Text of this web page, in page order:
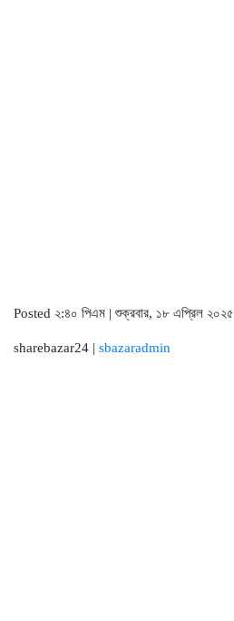
Posted ২:৪০ পিএম | শুক্রবার, ১৮ এপ্রিল ২০২৫
sharebazar24 | sbazaradmin